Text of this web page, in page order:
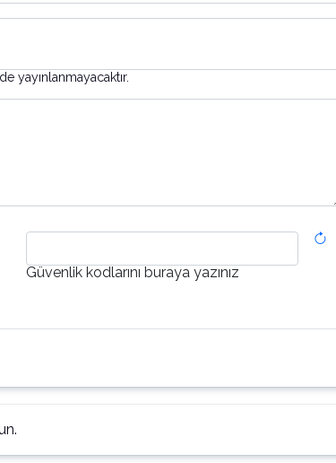
yayınlanmayacaktır.
Güvenlik kodlarını buraya yazınız